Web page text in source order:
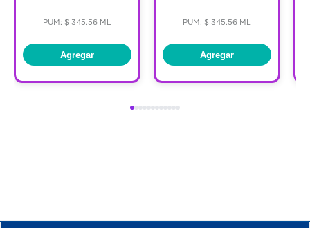
PUM: $ 345.56 ML
Agregar
PUM: $ 345.56 ML
Agregar